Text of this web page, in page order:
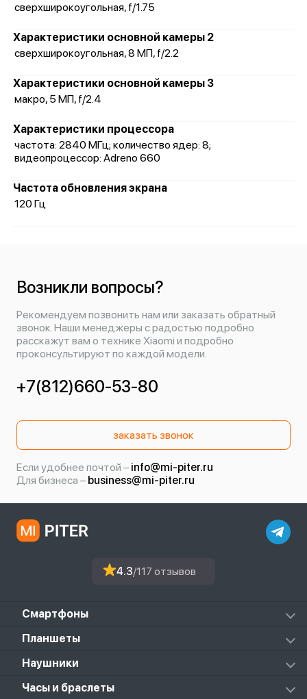
сверхширокоугольная, f/1.75
Характеристики основной камеры 2
сверхширокоугольная, 8 МП, f/2.2
Характеристики основной камеры 3
макро, 5 МП, f/2.4
Характеристики процессора
частота: 2840 МГц; количество ядер: 8;
видеопроцессор: Adreno 660
Частота обновления экрана
120 Гц
Возникли вопросы?
Рекомендуем позвонить нам или заказать обратный
звонок. Наши менеджеры с радостью подробно
расскажут вам о технике Xiaomi и подробно
проконсультируют по каждой модели.
+7(812)660-53-80
заказать звонок
Если удобнее почтой – info@mi-piter.ru
Для бизнеса – business@mi-piter.ru
4.3/117 отзывов
Смартфоны
Redmi
Mi
Black Shark
Планшеты
Mi Pad 6S Pro
Mi Pad 7 Pro
Наушники
Mi FlipBuds Pro
Часы и браслеты